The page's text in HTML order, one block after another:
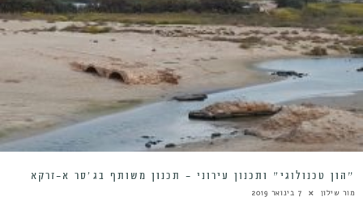
״הון טכנולוגי״ ותכנון עירוני – תכנון משותף בג׳סר א-זרקא
מור שילון 7 בינואר 2019